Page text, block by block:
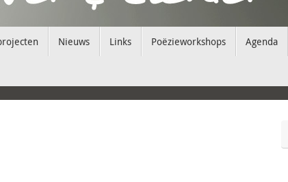
Nieuws Links Poëzieworkshops Agenda